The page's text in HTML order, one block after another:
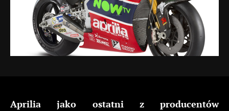
Aprilia jako ostatni z producentów